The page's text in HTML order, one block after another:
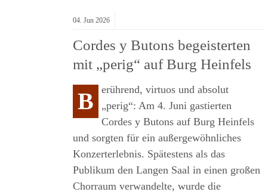
04. Jun 2026
Cordes y Butons begeisterten
mit „perig“ auf Burg Heinfels
B
erührend, virtuos und absolut
„perig“: Am 4. Juni gastierten
Cordes y Butons auf Burg Heinfels
und sorgten für ein außergewöhnliches
Konzerterlebnis. Spätestens als das
Publikum den Langen Saal in einen großen
Chorraum verwandelte, wurde die